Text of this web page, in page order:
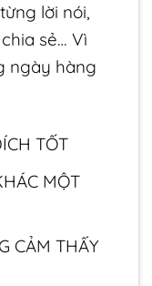
lời nói,
sẻ… Vì
ngày hàng
TỐT
MỘT
CẢM THẤY